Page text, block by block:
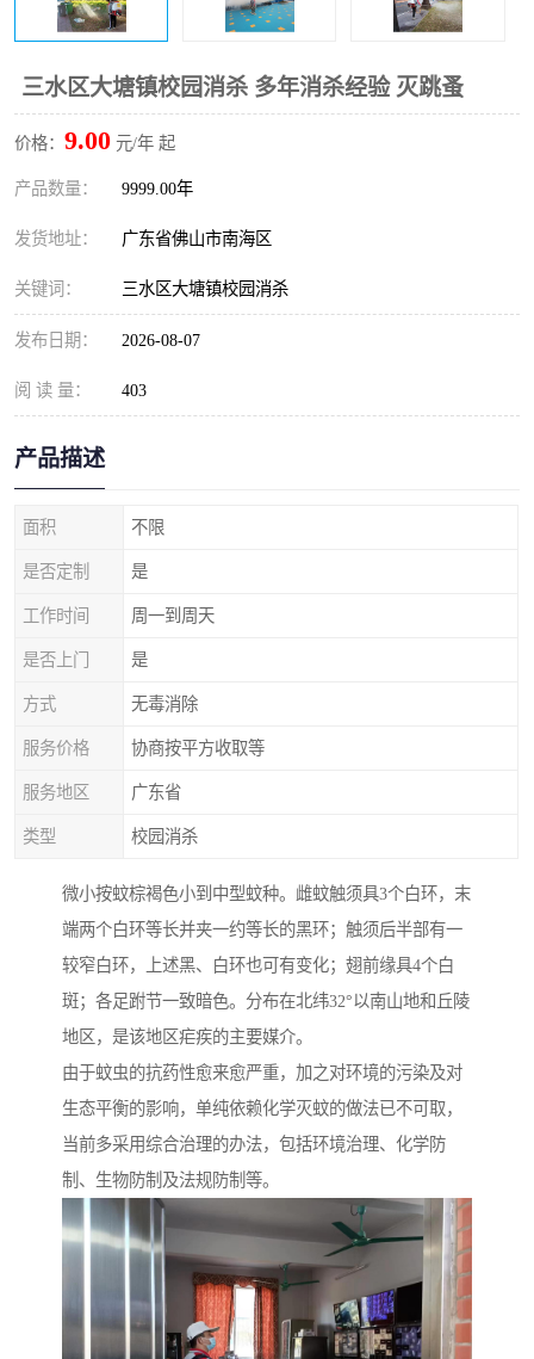
三水区大塘镇校园消杀 多年消杀经验 灭跳蚤
价格： 9.00 元/年 起
产品数量： 9999.00年
发货地址： 广东省佛山市南海区
关键词： 三水区大塘镇校园消杀
发布日期： 2026-08-07
阅 读 量： 403
产品描述
面积 不限
是否定制 是
工作时间 周一到周天
是否上门 是
方式 无毒消除
服务价格 协商按平方收取等
服务地区 广东省
类型 校园消杀
微小按蚊棕褐色小到中型蚊种。雌蚊触须具3个白环，末
端两个白环等长并夹一约等长的黑环；触须后半部有一
较窄白环，上述黑、白环也可有变化；翅前缘具4个白
斑；各足跗节一致暗色。分布在北纬32°以南山地和丘陵
地区，是该地区疟疾的主要媒介。
由于蚊虫的抗药性愈来愈严重，加之对环境的污染及对
生态平衡的影响，单纯依赖化学灭蚊的做法已不可取，
当前多采用综合治理的办法，包括环境治理、化学防
制、生物防制及法规防制等。